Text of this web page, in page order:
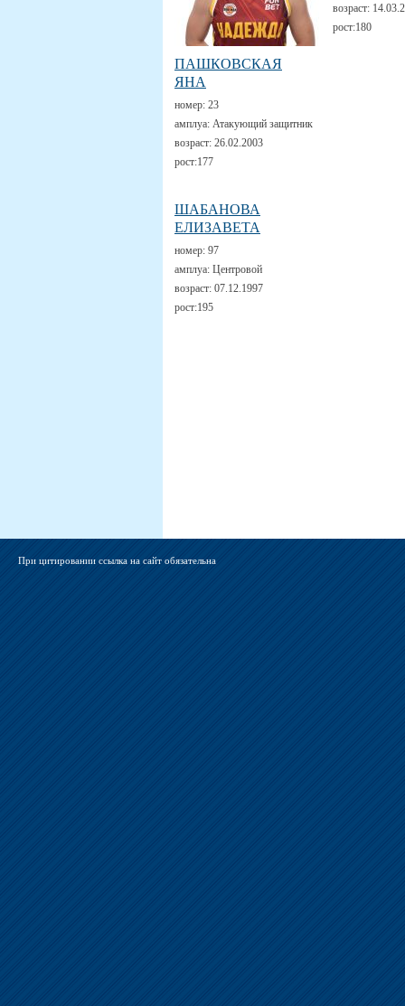
ПАШКОВСКАЯ
ЯНА
номер: 23
амплуа: Атакующий защитник
возраст: 26.02.2003
рост:177
возраст:
рост:180
ШАБАНОВА
ЕЛИЗАВЕТА
номер: 97
амплуа: Центровой
возраст: 07.12.1997
рост:195
При цитировании ссылка на сайт обязательна